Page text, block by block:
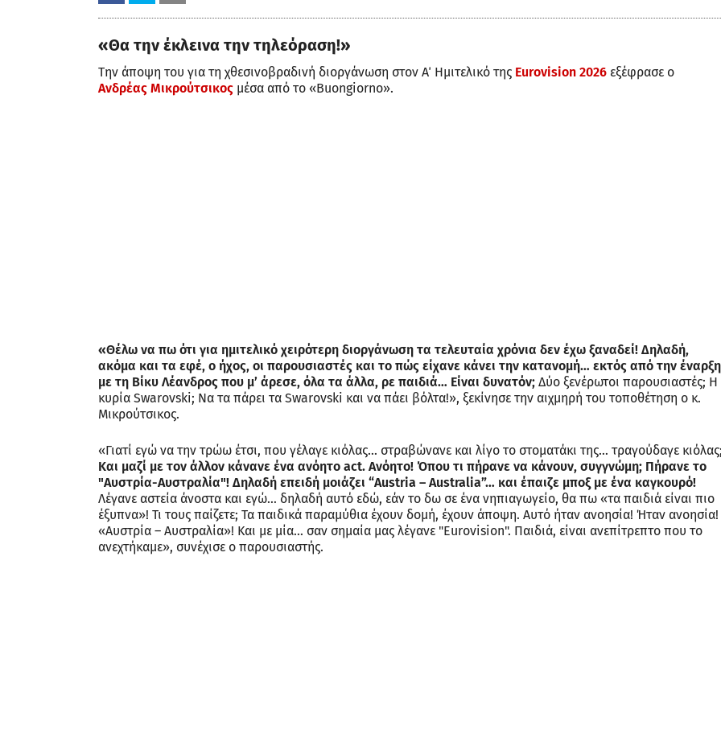
«Θα την έκλεινα την τηλεόραση!»
Την άποψη του για τη χθεσινοβραδινή διοργάνωση στον Α΄ Ημιτελικό της Eurovision 2026 εξέφρασε ο
Ανδρέας Μικρούτσικος μέσα από το «Buongiorno».
«Θέλω να πω ότι για ημιτελικό χειρότερη διοργάνωση τα τελευταία χρόνια δεν έχω ξαναδεί! Δηλαδή,
ακόμα και τα εφέ, ο ήχος, οι παρουσιαστές και το πώς είχανε κάνει την κατανομή… εκτός από την έναρξη
με τη Βίκυ Λέανδρος που μ’ άρεσε, όλα τα άλλα, ρε παιδιά… Είναι δυνατόν; Δύο ξενέρωτοι παρουσιαστές; Η
κυρία Swarovski; Να τα πάρει τα Swarovski και να πάει βόλτα!», ξεκίνησε την αιχμηρή του τοποθέτηση ο κ.
Μικρούτσικος.
«Γιατί εγώ να την τρώω έτσι, που γέλαγε κιόλας… στραβώνανε και λίγο το στοματάκι της… τραγούδαγε
Και μαζί με τον άλλον κάνανε ένα ανόητο act. Ανόητο! Όπου τι πήρανε να κάνουν, συγγνώμη; Πήρανε το
"Αυστρία-Αυστραλία"! Δηλαδή επειδή μοιάζει “Austria – Australia”… και έπαιζε μποξ με ένα καγκουρό!
Λέγανε αστεία άνοστα και εγώ… δηλαδή αυτό εδώ, εάν το δω σε ένα νηπιαγωγείο, θα πω «τα παιδιά είναι πιο
έξυπνα»! Τι τους παίζετε; Τα παιδικά παραμύθια έχουν δομή, έχουν άποψη. Αυτό ήταν ανοησία! Ήταν ανοησία!
«Αυστρία – Αυστραλία»! Και με μία… σαν σημαία μας λέγανε "Eurovision". Παιδιά, είναι ανεπίτρεπτο που το
ανεχτήκαμε», συνέχισε ο παρουσιαστής.